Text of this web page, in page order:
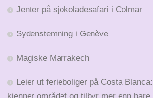
Jenter på sjokoladesafari i Colmar
Sydenstemning i Genève
Magiske Marrakech
Leier ut ferieboliger på Costa
kjenner området og tilbyr mer enn bare